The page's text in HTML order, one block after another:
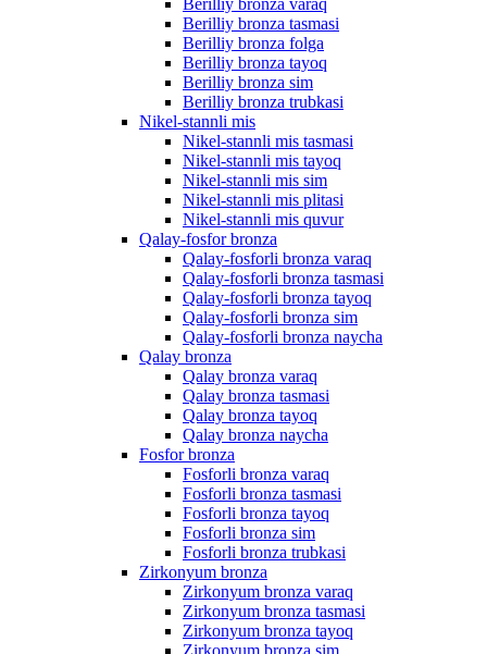
Berilliy bronza varaq
Berilliy bronza tasmasi
Berilliy bronza folga
Berilliy bronza tayoq
Berilliy bronza sim
Berilliy bronza trubkasi
Nikel-stannli mis
Nikel-stannli mis tasmasi
Nikel-stannli mis tayoq
Nikel-stannli mis sim
Nikel-stannli mis plitasi
Nikel-stannli mis quvur
Qalay-fosfor bronza
Qalay-fosforli bronza varaq
Qalay-fosforli bronza tasmasi
Qalay-fosforli bronza tayoq
Qalay-fosforli bronza sim
Qalay-fosforli bronza naycha
Qalay bronza
Qalay bronza varaq
Qalay bronza tasmasi
Qalay bronza tayoq
Qalay bronza naycha
Fosfor bronza
Fosforli bronza varaq
Fosforli bronza tasmasi
Fosforli bronza tayoq
Fosforli bronza sim
Fosforli bronza trubkasi
Zirkonyum bronza
Zirkonyum bronza varaq
Zirkonyum bronza tasmasi
Zirkonyum bronza tayoq
Zirkonyum bronza sim